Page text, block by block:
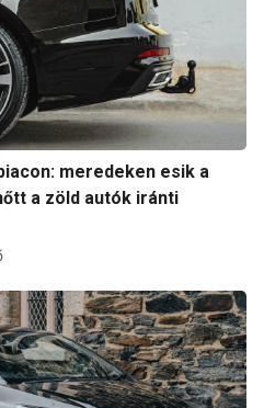
meredeken esik a
a zöld autók iránti